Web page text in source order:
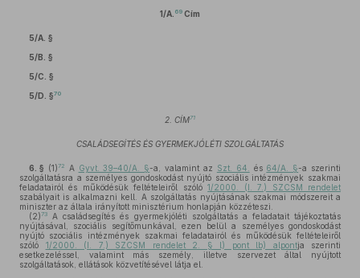
1/A. 69 Cím
5/A. §
5/B. §
5/C. §
5/D. §70
2. CÍM71
CSALÁDSEGÍTÉS ÉS GYERMEKJÓLÉTI SZOLGÁLTATÁS
6. § (1)72 A Gyvt. 39–40/A. §-a, valamint az Szt. 64. és 64/A. §-a szerinti
szolgáltatásra a személyes gondoskodást nyújtó szociális intézmények szakmai
feladatairól és működésük feltételeiről szóló1/2000. (I. 7.) SZCSM rendelet
szabályait is alkalmazni kell. A szolgáltatás nyújtásának szakmai módszereit a
miniszter az általa irányított minisztérium honlapján közzéteszi.
(2)73
A családsegítés és gyermekjóléti szolgáltatás a feladatait tájékoztatás
nyújtásával, szociális segítőmunkával, ezen belül a személyes gondoskodást
nyújtó szociális intézmények szakmai feladatairól és működésük feltételeiről
szóló 1/2000. (I. 7.) SZCSM rendelet 2. § l) pont lb) alpontja szerinti
esetkezeléssel, valamint más személy, illetve szervezet által nyújtott
szolgáltatások, ellátások közvetítésével látja el.